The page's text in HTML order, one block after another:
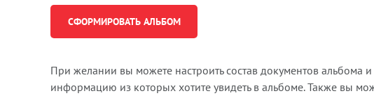
При желании вы можете настроить состав документов
информацию из которых хотите увидеть в альбоме. Также вы